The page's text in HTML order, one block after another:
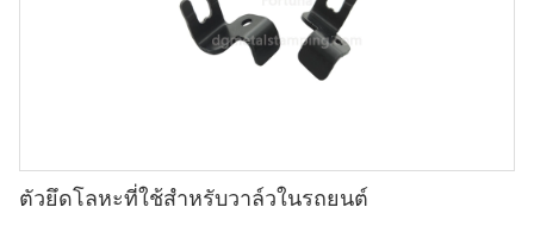
ตัวยึดโลหะที่ใช้สำหรับวาล์วในรถยนต์